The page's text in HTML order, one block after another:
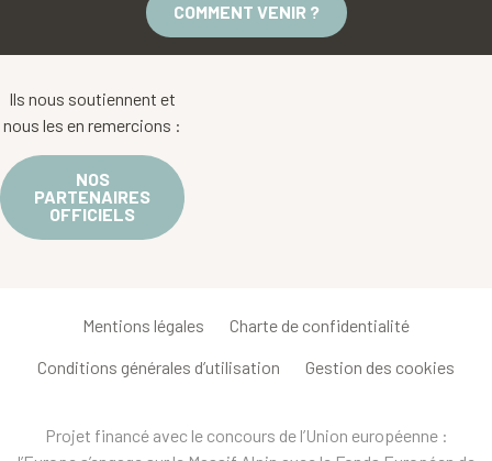
COMMENT VENIR ?
Ils nous soutiennent et
nous les en remercions :
NOS
PARTENAIRES
OFFICIELS
Mentions légales Charte de confidentialité
Conditions générales d’utilisation Gestion des cookies
Projet financé avec le concours de l’Union européenne :